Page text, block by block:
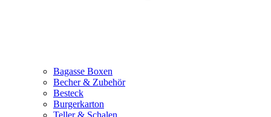
Bagasse Boxen
Becher & Zubehör
Besteck
Burgerkarton